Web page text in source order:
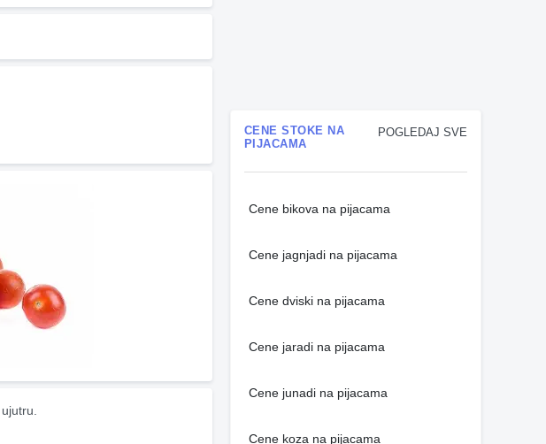
POGLEDAJ SVE
CENE STOKE NA
PIJACAMA
Cene bikova na pijacama
Cene jagnjadi na pijacama
Cene dviski na pijacama
Cene jaradi na pijacama
Cene junadi na pijacama
Cene koza na pijacama